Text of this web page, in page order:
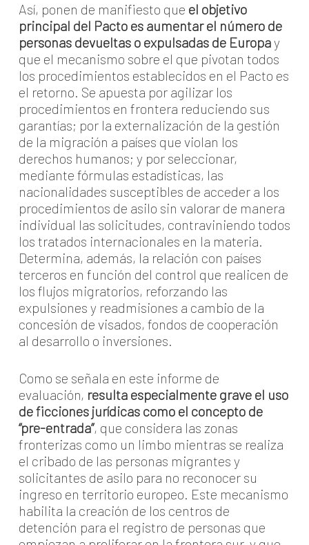
Así, ponen de manifiesto que el objetivo
principal del Pacto es aumentar el número de
personas devueltas o expulsadas de Europay
que el mecanismo sobre el que pivotan todos
los procedimientos establecidos en el Pacto es
el retorno. Se apuesta por agilizar los
procedimientos en frontera reduciendo sus
garantías; por la externalización de la gestión
de la migración a países que violan los
derechos humanos; y por seleccionar,
mediante fórmulas estadísticas, las
nacionalidades susceptibles de acceder a los
procedimientos de asilo sin valorar de manera
individual las solicitudes, contraviniendo todos
los tratados internacionales en la materia.
Determina, además, la relación con países
terceros en función del control que realicen de
los flujos migratorios, reforzando las
expulsiones y readmisiones a cambio de la
concesión de visados, fondos de cooperación
al desarrollo o inversiones.
Como se señala en este informe de
evaluación, resulta especialmente grave el uso
de ficciones jurídicas como el concepto de
“pre-entrada”, que considera las zonas
fronterizas como un limbo mientras se realiza
el cribado de las personas migrantes y
solicitantes de asilo para no reconocer su
ingreso en territorio europeo. Este mecanismo
habilita la creación de los centros de
detención para el registro de personas que